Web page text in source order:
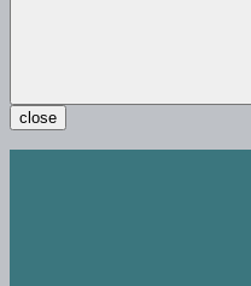
close